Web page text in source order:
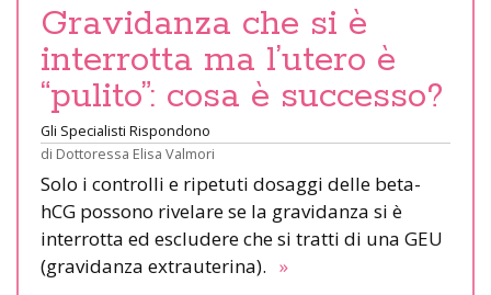
Gravidanza che si è
interrotta ma l’utero è
“pulito”: cosa è successo?
Gli Specialisti Rispondono
di Dottoressa Elisa Valmori
Solo i controlli e ripetuti dosaggi delle beta-
hCG possono rivelare se la gravidanza si è
interrotta ed escludere che si tratti di una GEU
(gravidanza extrauterina). »